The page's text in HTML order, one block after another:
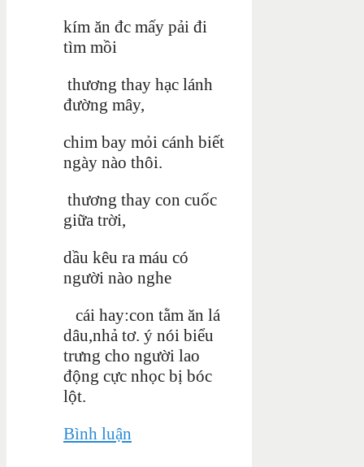
kím ăn đc mấy pải đi
tìm mồi
thương thay hạc lánh
đường mây,
chim bay mỏi cánh biết
ngày nào thôi.
thương thay con cuốc
giữa trời,
dầu kêu ra máu có
người nào nghe
cái hay:con tằm ăn lá
dâu,nhả tơ. ý nói biểu
trưng cho người lao
động cực nhọc bị bóc
lột.
Bình luận